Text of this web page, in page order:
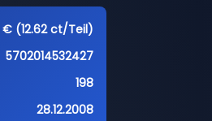
€ (12.62 ct/Teil)
5702014532427
198
28.12.2008